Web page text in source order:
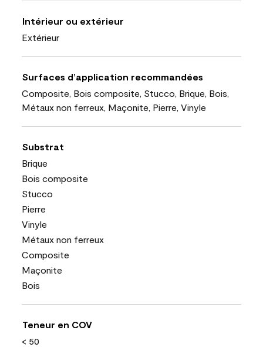
Intérieur ou extérieur
Extérieur
Surfaces d’application recommandées
Composite, Bois composite, Stucco, Brique, Bois,
Métaux non ferreux, Maçonite, Pierre, Vinyle
Substrat
Brique
Bois composite
Stucco
Pierre
Vinyle
Métaux non ferreux
Composite
Maçonite
Bois
Teneur en COV
< 50